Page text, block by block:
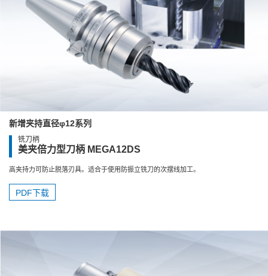
新增夹持直径φ12系列
铣刀柄
美夹倍力型刀柄 MEGA12DS
高夹持力可防止脱落刃具。适合于使用防振立铣刀的次摆线加工。
PDF下载